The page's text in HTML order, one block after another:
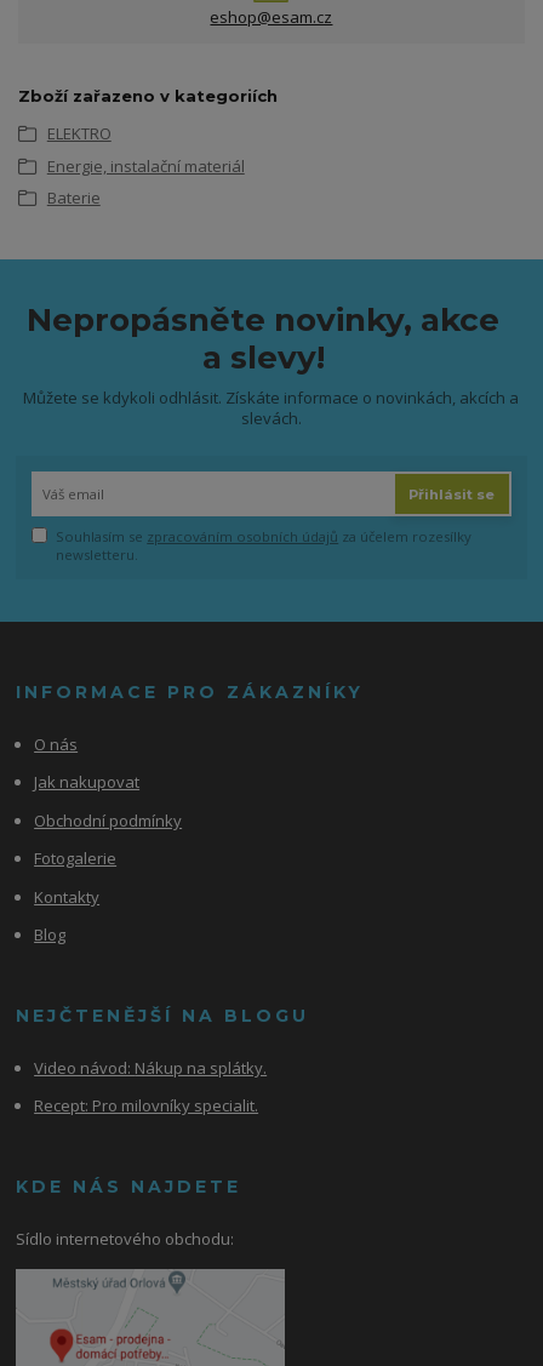
eshop@esam.cz
Zboží zařazeno v kategoriích
ELEKTRO
Energie, instalační materiál
Baterie
Nepropásněte novinky, akce
a slevy!
Můžete se kdykoli odhlásit. Získáte informace o novinkách, akcích a
slevách.
Přihlásit se
Souhlasím se zpracováním osobních údajů za účelem rozesílky
newsletteru.
INFORMACE PRO ZÁKAZNÍKY
O nás
Jak nakupovat
Obchodní podmínky
Fotogalerie
Kontakty
Blog
NEJČTENĚJŠÍ NA BLOGU
Video návod: Nákup na splátky.
Recept: Pro milovníky specialit.
KDE NÁS NAJDETE
Sídlo internetového obchodu: